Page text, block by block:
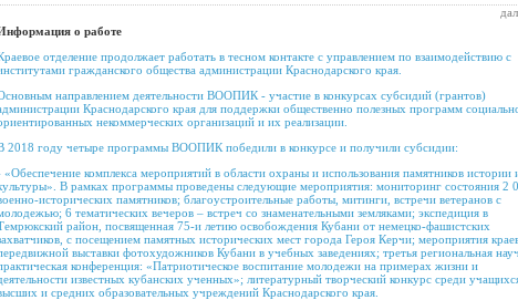
о работе
отделение продолжает работать в тесном контакте с управлением по взаимодействию с
гражданского общества администрации Краснодарского края.
направлением деятельности ВООПИК - участие в конкурсах субсидий (грантов)
Краснодарского края для поддержки общественно полезных программ
некоммерческих организаций и их реализации.
2018 году четыре программы ВООПИК победили в конкурсе и получили субсидии:
«Обеспечение комплекса мероприятий в области охраны и использования памятников истории
В рамках программы проведены следующие мероприятия: мониторинг состояния 2
исторических памятников; благоустроительные работы, митинги, встречи ветеранов с
6 тематических вечеров – встреч со знаменательными земляками; экспедиция в
район, посвященная 75-и летию освобождения Кубани от немецко-фашистских
с посещением памятных исторических мест города Героя Керчи; мероприятия
выставки фотохудожников Кубани в учебных заведениях; третья региональная
конференция: «Патриотическое воспитание молодежи на примерах жизни и
известных кубанских ученных»; литературный творческий конкурс среди
и средних образовательных учреждений Краснодарского края.